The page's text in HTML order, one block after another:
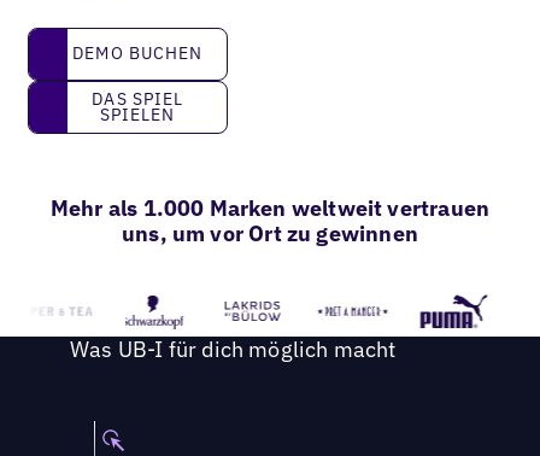
DEMO BUCHEN
DEMO BUCHEN
Das Spiel spielen
DAS SPIEL
SPIELEN
Mehr als 1.000 Marken weltweit vertrauen
uns, um vor Ort zu gewinnen
Was UB-I für dich möglich macht